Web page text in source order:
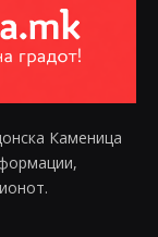
Каменица